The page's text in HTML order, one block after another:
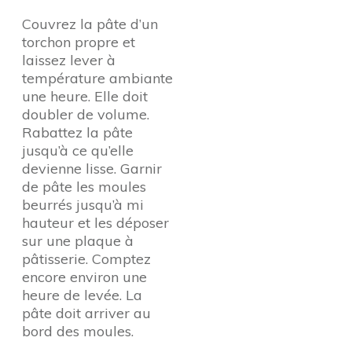
Couvrez la pâte d’un
torchon propre et
laissez lever à
température ambiante
une heure. Elle doit
doubler de volume.
Rabattez la pâte
jusqu’à ce qu’elle
devienne lisse. Garnir
de pâte les moules
beurrés jusqu’à mi
hauteur et les déposer
sur une plaque à
pâtisserie. Comptez
encore environ une
heure de levée. La
pâte doit arriver au
bord des moules.